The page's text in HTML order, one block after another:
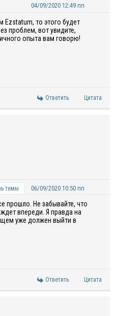
04/09/2020 12:49 пп
Ezstatum, то этого будет
проблем, вот увидите,
опыта вам говорю!
Ответить Цитата
темы 06/09/2020 10:50 пп
прошло. Не забывайте, что
впереди. Я правда на
уже должен выйти в
Ответить Цитата